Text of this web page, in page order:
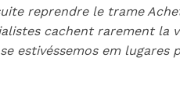
reprendre le trame
cachent rarement la
estivéssemos em lugares